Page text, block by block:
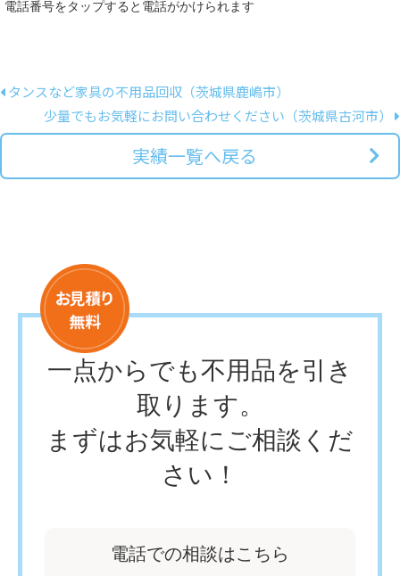
電話番号をタップすると電話がかけられます
タンスなど家具の不用品回収（茨城県鹿嶋市）
少量でもお気軽にお問い合わせください（茨城県古河市）
実績一覧へ戻る
一点からでも不用品を引き
取ります。
まずはお気軽にご相談くだ
さい！
電話での相談はこちら